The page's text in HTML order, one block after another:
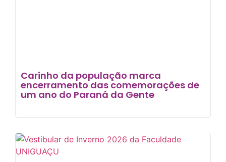
Carinho da população marca
encerramento das comemorações de
um ano do Paraná da Gente